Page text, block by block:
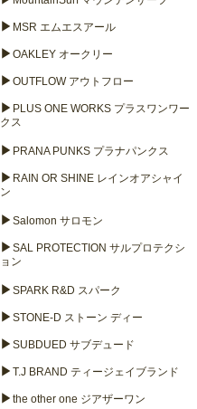
▶ MSR エムエスアール
▶ OAKLEY オークリー
▶ OUTFLOW アウトフロー
▶ PLUS ONE WORKS プラスワンワー
クス
▶ PRANA PUNKS プラナパンクス
▶ RAIN OR SHINE レインオアシャイ
ン
▶ Salomon サロモン
▶ SAL PROTECTION サルプロテクシ
ョン
▶ SPARK R&D スパーク
▶ STONE-D ストーン ディー
▶ SUBDUED サブデュード
▶ T.J BRAND ティージェイブランド
▶ the other one ジアザーワン